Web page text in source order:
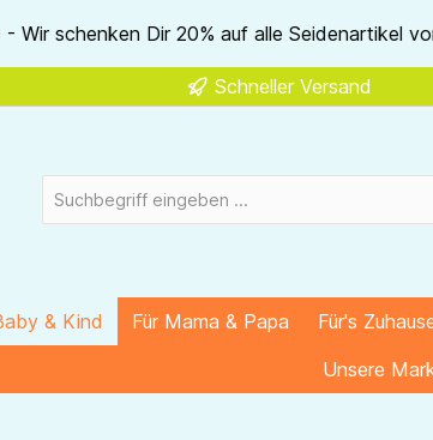
alle Seidenartikel von Akena - - ❤ - -
Schneller Versand
& Kind Für Mama & Papa Für's
Unsere